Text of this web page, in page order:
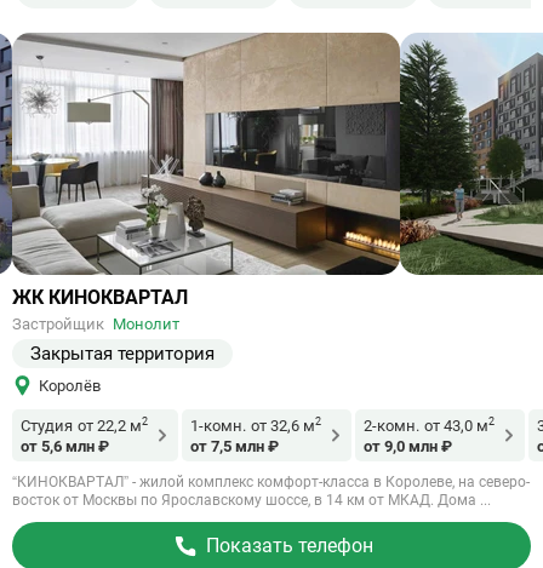
Ссылка
объект
ЖК КИНОКВАРТАЛ
Застройщик Монолит
Закрытая территория
Королёв
Студия от 22,2 м2
от 5,6 млн ₽
1-комн. от 32,6 м2
от 7,5 млн ₽
2-комн. от 43,0 м2
от 9,0 млн ₽
“КИНОКВАРТАЛ” - жилой комплекс комфорт-класса в Королеве, на северо-
восток от Москвы по Ярославскому шоссе, в 14 км от МКАД. Дома ...
Показать телефон